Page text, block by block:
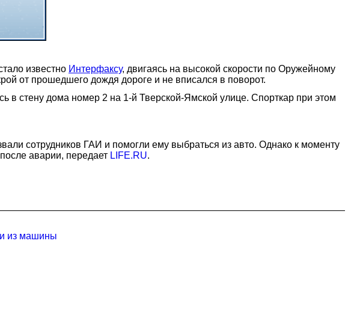
известно Интерфаксу, двигаясь на высокой скорости по Оружейному
от прошедшего дождя дороге и не вписался в поворот.
в стену дома номер 2 на 1-й Тверской-Ямской улице. Спорткар при этом
сотрудников ГАИ и помогли ему выбраться из авто. Однако к моменту
аварии, передает LIFE.RU.
из машины